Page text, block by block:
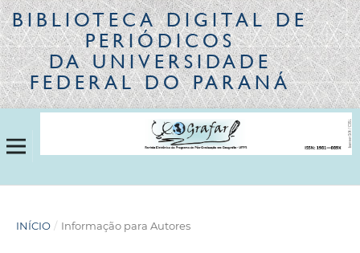
Legislação
Canais
BIBLIOTECA DIGITALDE
PERIÓDICOS
DA UNIVERSIDADE
FEDERAL DO PARANÁ
INÍCIO / Informação para Autores